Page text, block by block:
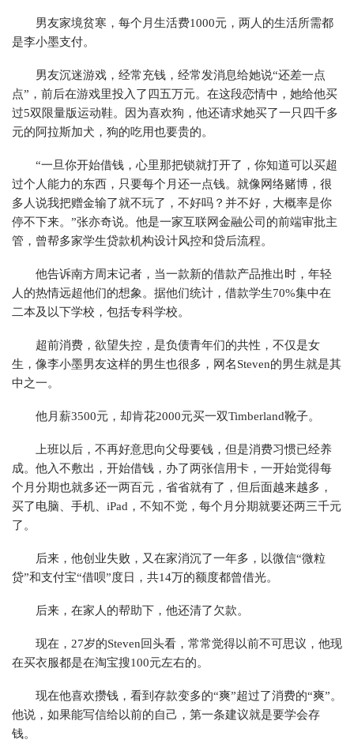
男友家境贫寒，每个月生活费1000元，两人的生活所需都
是李小墨支付。
男友沉迷游戏，经常充钱，经常发消息给她说“还差一点
点”，前后在游戏里投入了四五万元。在这段恋情中，她给他买
过5双限量版运动鞋。因为喜欢狗，他还请求她买了一只四千多
元的阿拉斯加犬，狗的吃用也要贵的。
“一旦你开始借钱，心里那把锁就打开了，你知道可以买超
过个人能力的东西，只要每个月还一点钱。就像网络赌博，很
多人说我把赠金输了就不玩了，不好吗？并不好，大概率是你
停不下来。”张亦奇说。他是一家互联网金融公司的前端审批主
管，曾帮多家学生贷款机构设计风控和贷后流程。
他告诉南方周末记者，当一款新的借款产品推出时，年轻
人的热情远超他们的想象。据他们统计，借款学生70%集中在
二本及以下学校，包括专科学校。
超前消费，欲望失控，是负债青年们的共性，不仅是女
生，像李小墨男友这样的男生也很多，网名Steven的男生就是其
中之一。
他月薪3500元，却肯花2000元买一双Timberland靴子。
上班以后，不再好意思向父母要钱，但是消费习惯已经养
成。他入不敷出，开始借钱，办了两张信用卡，一开始觉得每
个月分期也就多还一两百元，省省就有了，但后面越来越多，
买了电脑、手机、iPad，不知不觉，每个月分期就要还两三千元
了。
后来，他创业失败，又在家消沉了一年多，以微信“微粒
贷”和支付宝“借呗”度日，共14万的额度都曾借光。
后来，在家人的帮助下，他还清了欠款。
现在，27岁的Steven回头看，常常觉得以前不可思议，他现
在买衣服都是在淘宝搜100元左右的。
现在他喜欢攒钱，看到存款变多的“爽”超过了消费的“爽”。
他说，如果能写信给以前的自己，第一条建议就是要学会存
钱。